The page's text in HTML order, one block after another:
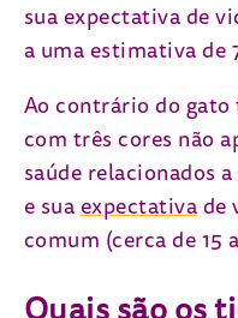
sua expectativa de
a uma estimativa de
Ao contrário do
com três cores não
saúde relacionados
e sua expectativa de
comum (cerca de 15